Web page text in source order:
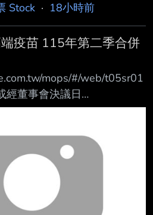
Stock · 18小時前
疫苗 115年第二季合併
mops/#/web/t05sr01
經董事會決議日
計委員會通過日期:115/08/07
XX/XX):115/01/01~115/06/
本期止營業收入(仟
1日累計至本期止營業毛利(毛
6.1月1日累計至本期止營業